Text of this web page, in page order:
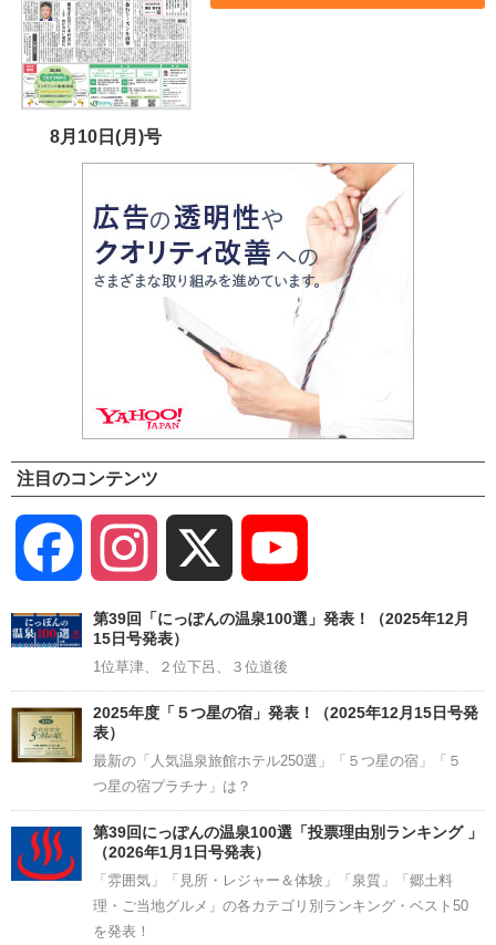
8月10日(月)号
注目のコンテンツ
Facebook Instagram
Channel
第39回「にっぽんの温泉100選」発表！（2025年12月
15日号発表）
1位草津、２位下呂、３位道後
2025年度「５つ星の宿」発表！（2025年12月15日号発
表）
最新の「人気温泉旅館ホテル250選」「５つ星の宿」「５
つ星の宿プラチナ」は？
第39回にっぽんの温泉100選「投票理由別ランキング 」
（2026年1月1日号発表）
「雰囲気」「見所・レジャー＆体験」「泉質」「郷土料
理・ご当地グルメ」の各カテゴリ別ランキング・ベスト50
を発表！